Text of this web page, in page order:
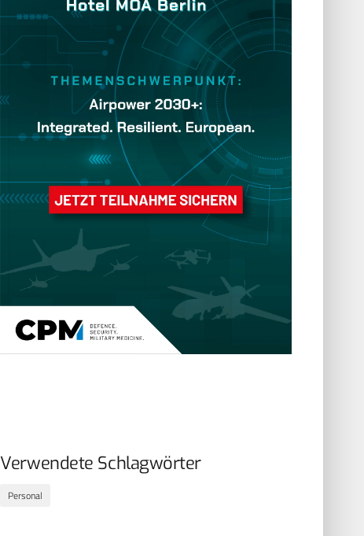
Verwendete Schlagwörter
Personal